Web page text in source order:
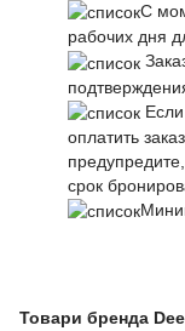
С
рабочих дня
оплатить
срок
Товари бренда